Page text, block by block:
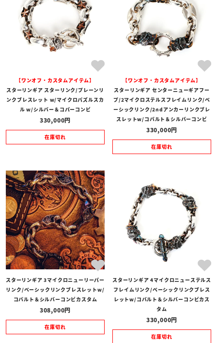
【ワンオフ・カスタムアイテム】
スターリンギア スターリンク/プレーンリ
ンクブレスレット w/マイクロパズルスカ
ル w/シルバー＆コパーコンビ
330,000
在庫切れ
【ワンオフ・カスタムアイテム】
スターリンギア センターニューギアフー
プ/2マイクロステルスフレイムリンク/ベ
ーシックリンク/2ndアンカーリンクブレ
スレットw/コバルト＆シルバーコンビ
330,000
在庫切れ
スターリンギア 3マイクロニューリーパー
リンク/ベーシックリンクブレスレットw/
コバルト＆シルバーコンビカスタム
308,000
在庫切れ
スターリンギア 4マイクロニューステルス
フレイムリンク/ベーシックリンクブレス
レットw/コバルト＆シルバーコンビカス
タム
330,000
在庫切れ